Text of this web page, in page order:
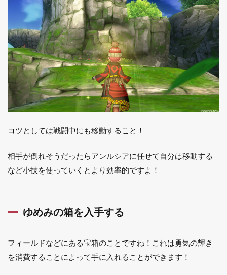
コツとしては戦闘中にも移動すること！
相手が倒れそうだったらアンルシアに任せて自分は移動する
など小技を使っていくとより効率的ですよ！
ゆめみの箱を入手する
フィールドなどにある宝箱のことですね！これは勇気の輝き
を消費することによって手に入れることができます！